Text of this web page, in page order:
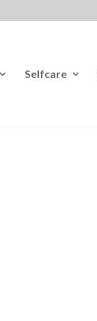
Selfcare